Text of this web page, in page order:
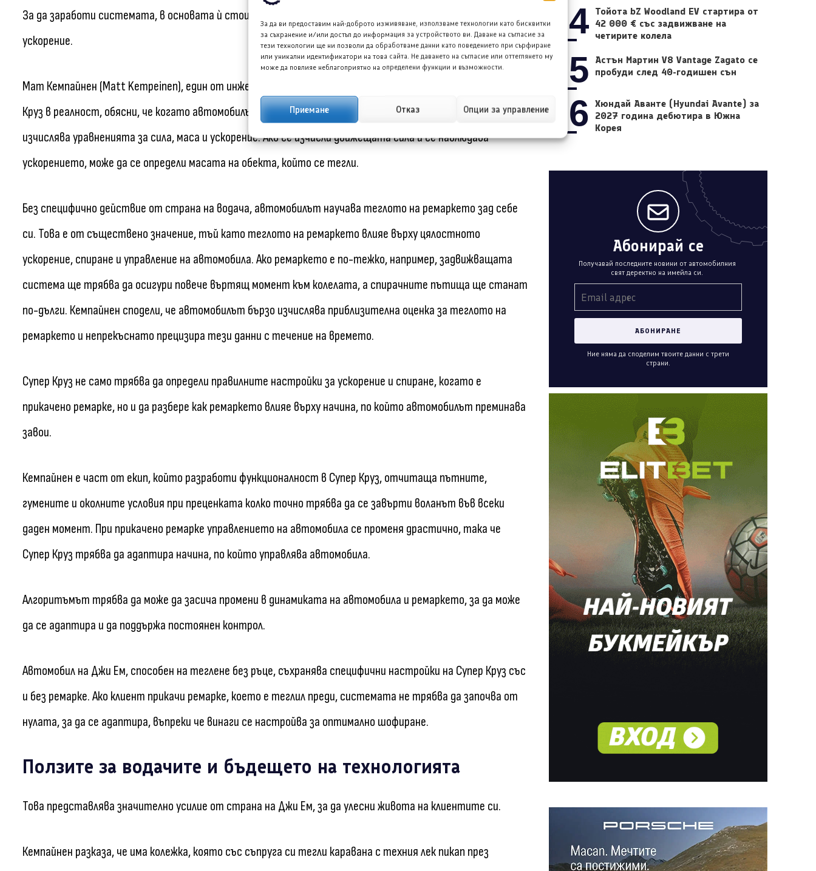
За да ви предоставим най-доброто изживяване, използваме технологии като бисквитки
за съхранение и/или достъп до информация за устройството ви. Даване на съгласие за
тези технологии ще ни позволи да обработваме данни като поведението при сърфиране
или уникални идентификатори на това сайта. Не даването на съгласие или оттеглянето му
може да повлияе неблагоприятно на определени функции и възможности.
Приемане Отказ Опции за управление
За да заработи системата, в основата ѝ стои много просто уравнение: сила е равна на маса по
ускорение.
Мат Кемпайнен (Matt Kempeinen), един от инженерите, които превърнаха тегленето без ръце със Супер
Круз в реалност, обясни, че когато автомобилът започне да потегля, се задейства алгоритъм, който
изчислява уравненията за сила, маса и ускорение. Ако се изчисли движещата сила и се наблюдава
ускорението, може да се определи масата на обекта, който се тегли.
Без специфично действие от страна на водача, автомобилът научава теглото на ремаркето зад себе
си. Това е от съществено значение, тъй като теглото на ремаркето влияе върху цялостното
ускорение, спиране и управление на автомобила. Ако ремаркето е по-тежко, например, задвижващата
система ще трябва да осигури повече въртящ момент към колелата, а спирачните пътища ще станат
по-дълги. Кемпайнен сподели, че автомобилът бързо изчислява приблизителна оценка за теглото на
ремаркето и непрекъснато прецизира тези данни с течение на времето.
Супер Круз не само трябва да определи правилните настройки за ускорение и спиране, когато е
прикачено ремарке, но и да разбере как ремаркето влияе върху начина, по който автомобилът преминава
завои.
Кемпайнен е част от екип, който разработи функционалност в Супер Круз, отчитаща пътните,
гумените и околните условия при преценката колко точно трябва да се завърти воланът във всеки
даден момент. При прикачено ремарке управлението на автомобила се променя драстично, така че
Супер Круз трябва да адаптира начина, по който управлява автомобила.
Алгоритъмът трябва да може да засича промени в динамиката на автомобила и ремаркето, за да може
да се адаптира и да поддържа постоянен контрол.
Автомобил на Джи Ем, способен на теглене без ръце, съхранява специфични настройки на Супер Круз със
и без ремарке. Ако клиент прикачи ремарке, което е теглил преди, системата не трябва да започва от
нулата, за да се адаптира, въпреки че винаги се настройва за оптимално шофиране.
Ползите за водачите и бъдещето на технологията
Това представлява значително усилие от страна на Джи Ем, за да улесни живота на клиентите си.
Кемпайнен разказа, че има колежка, която със съпруга си тегли каравана с техния лек пикап през
04 Тойота bZ Woodland EV стартира от
42 000 € със задвижване на
четирите колела
05
Астън Мартин V8 Vantage Zagato се
пробуди след 40-годишен сън
06 Хюндай Аванте (Hyundai Avante) за
2027 година дебютира в Южна
Корея
Абонирай се
Получавай последните новини от автомобилния
свят деректно на имейла си.
Ние няма да споделим твоите данни с трети
страни.